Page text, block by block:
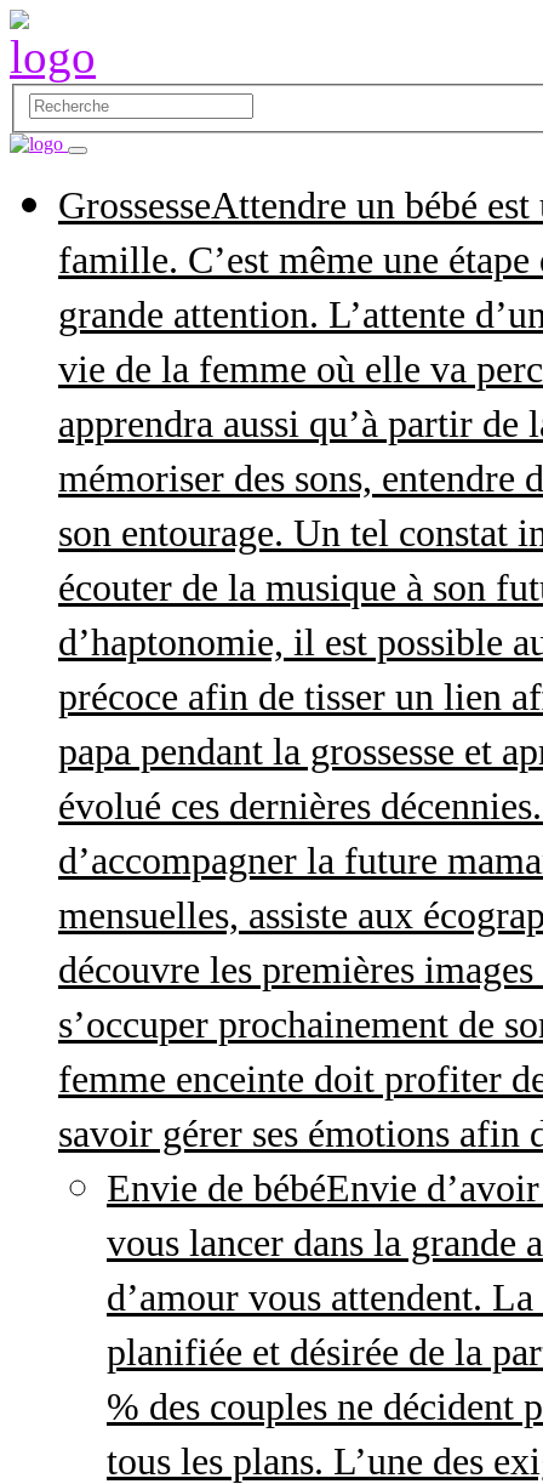
GrossesseAttendre un bébé
famille. C’est même une
grande attention. L’attente
vie de la femme où elle va
apprendra aussi qu’à partir
mémoriser des sons, entendre
son entourage. Un tel constat
écouter de la musique à son
d’haptonomie, il est possible
précoce afin de tisser un lien
papa pendant la grossesse et
évolué ces dernières
d’accompagner la future
mensuelles, assiste aux
découvre les premières
s’occuper prochainement de
femme enceinte doit profiter
savoir gérer ses émotions
Envie de bébéEnvie
vous lancer dans la grande
d’amour vous attendent.
planifiée et désirée de la
% des couples ne décident
tous les plans. L’une des